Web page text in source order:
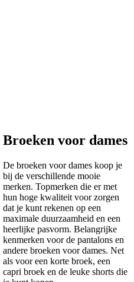
Broeken voor dames
De broeken voor dames koop je
bij de verschillende mooie
merken. Topmerken die er met
hun hoge kwaliteit voor zorgen
dat je kunt rekenen op een
maximale duurzaamheid en een
heerlijke pasvorm. Belangrijke
kenmerken voor de pantalons en
andere broeken voor dames. Net
als voor een korte broek, een
capri broek en de leuke shorts die